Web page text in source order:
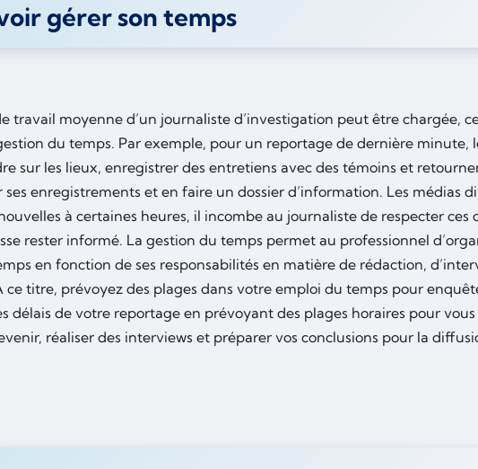
gérer son temps
travail moyenne d’un journaliste d’investigation peut être chargée,
du temps. Par exemple, pour un reportage de dernière minute,
sur les lieux, enregistrer des entretiens avec des témoins et
enregistrements et en faire un dossier d’information. Les médias
à certaines heures, il incombe au journaliste de respecter ces
rester informé. La gestion du temps permet au professionnel
en fonction de ses responsabilités en matière de rédaction,
ce titre, prévoyez des plages dans votre emploi du temps pour
délais de votre reportage en prévoyant des plages horaires pour
réaliser des interviews et préparer vos conclusions pour la